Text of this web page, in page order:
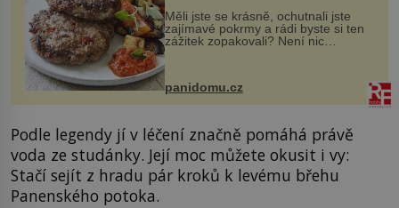
Měli jste se krásně, ochutnali jste
zajímavé pokrmy a rádi byste si ten
zážitek zopakovali? Není nic
snazšího. Pljeskavica (10 porcí)
Možná jste ji ochutnali na dovolené v
panidomu.cz
Podle legendy jí v léčení značně pomáhá právě
voda ze studánky. Její moc můžete okusit i vy:
Stačí sejít z hradu pár kroků k levému břehu
Panenského potoka.